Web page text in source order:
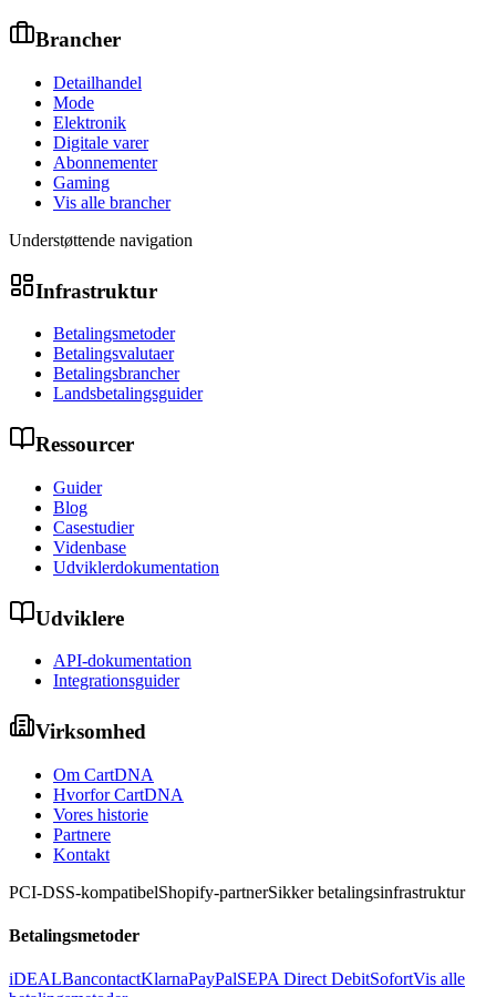
Brancher
Detailhandel
Mode
Elektronik
Digitale varer
Abonnementer
Gaming
Vis alle brancher
Understøttende navigation
Infrastruktur
Betalingsmetoder
Betalingsvalutaer
Betalingsbrancher
Landsbetalingsguider
Ressourcer
Guider
Blog
Casestudier
Videnbase
Udviklerdokumentation
Udviklere
API-dokumentation
Integrationsguider
Virksomhed
Om CartDNA
Hvorfor CartDNA
Vores historie
Partnere
Kontakt
PCI-DSS-kompatibelShopify-partnerSikker betalingsinfrastruktur
Betalingsmetoder
iDEALBancontactKlarnaPayPalSEPA Direct DebitSofortVis alle